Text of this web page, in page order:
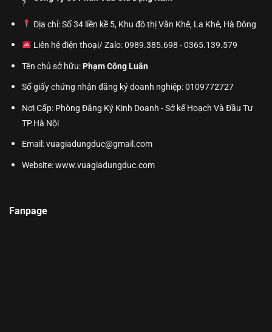
Địa chỉ: Số 34 liền kề 5, Khu đô thị Văn Khê, La Khê, Hà Đông
Liên hệ điện thoại/ Zalo: 0989.385.698 - 0365.139.579
Tên chủ sở hữu:Phạm Công Luân
Số giấy chứng nhận đăng ký doanh nghiệp: 0109772727
Nơi Cấp: Phòng Đăng Ký Kinh Doanh - Sở kế Hoạch Và Đầu Tư
TP.Hà Nội
Email: vuagiadungduc@gmail.com
Website:www.vuagiadungduc.com
Fanpage